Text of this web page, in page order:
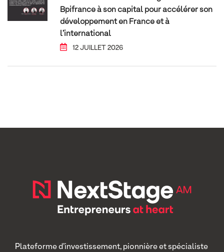
Bpifrance à son capital pour accélérer son
développement en France et à
l’international
12 JUILLET 2026
Plateforme d’investissement, pionnière et spécialiste